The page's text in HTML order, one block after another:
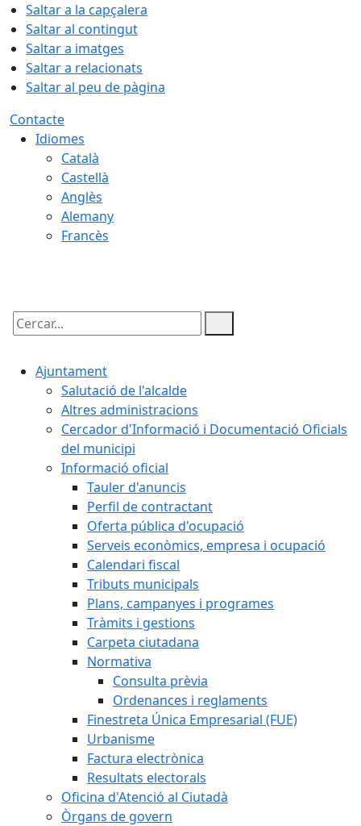
Saltar a la capçalera
Saltar al contingut
Saltar a imatges
Saltar a relacionats
Saltar al peu de pàgina
Contacte
Idiomes
Català
Castellà
Anglès
Alemany
Francès
Cercar:
Ajuntament
Salutació de l'alcalde
Altres administracions
Cercador d'Informació i Documentació Oficials
del municipi
Informació oficial
Tauler d'anuncis
Perfil de contractant
Oferta pública d'ocupació
Serveis econòmics, empresa i ocupació
Calendari fiscal
Tributs municipals
Plans, campanyes i programes
Tràmits i gestions
Carpeta ciutadana
Normativa
Consulta prèvia
Ordenances i reglaments
Finestreta Única Empresarial (FUE)
Urbanisme
Factura electrònica
Resultats electorals
Oficina d'Atenció al Ciutadà
Òrgans de govern